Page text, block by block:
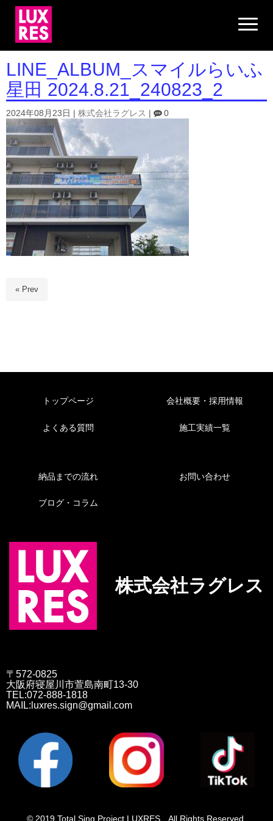
N
a
i
g
a
t
o
LINE_ALBUM_スマイルらいふ
星田 2024.8.21_240823_2
2024年08月23日 株式会社ラグレス 0
« Prev
トップページ
よくある質問
会社概要・採用情報
施工実績一覧
納品までの流れ
ブログ・コラム
お問い合わせ
株式会社ラグレス
〒572-0825
大阪府寝屋川市萱島南町13-30
TEL:072-888-1818
MAIL:luxres.sign@gmail.com
© 2019 Total Sing Project LUXRES All Rights Reserved.